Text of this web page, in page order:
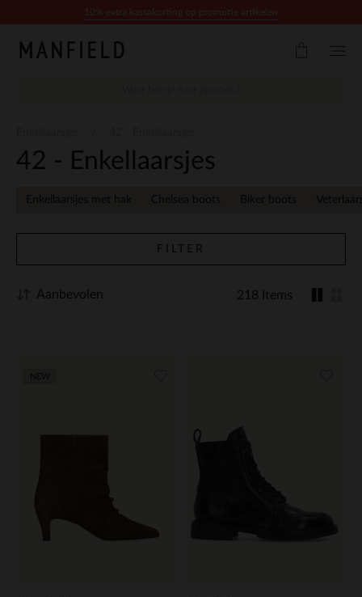
42 - Enkellaarsjes
Enkellaarsjes met hak Chelsea boots Biker boots
FILTER
218 Items
Aanbevolen